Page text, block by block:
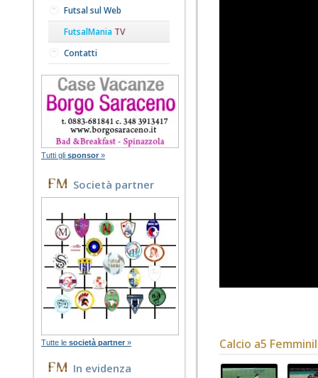
Futsal sul Web
FutsalMania TV
Contatti
Tutti gli sponsor »
Società partner
Tutte le società partner »
In evidenza
Calcio a5